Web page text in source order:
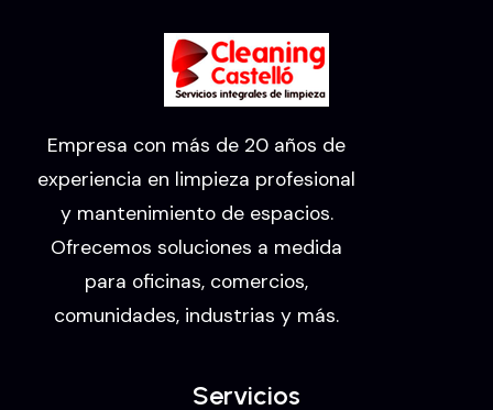
Empresa con más de 20 años de
experiencia en limpieza profesional
y mantenimiento de espacios.
Ofrecemos soluciones a medida
para oficinas, comercios,
comunidades, industrias y más.
Servicios